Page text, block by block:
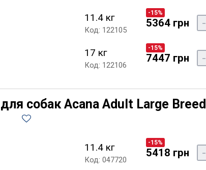
11.4 кг
Код: 122105
-15%
5364 грн -
17 кг
Код: 122106
-15%
7447 грн -
собак Acana Adult Large Breed
11.4 кг
Код: 047720
-15%
5418 грн -